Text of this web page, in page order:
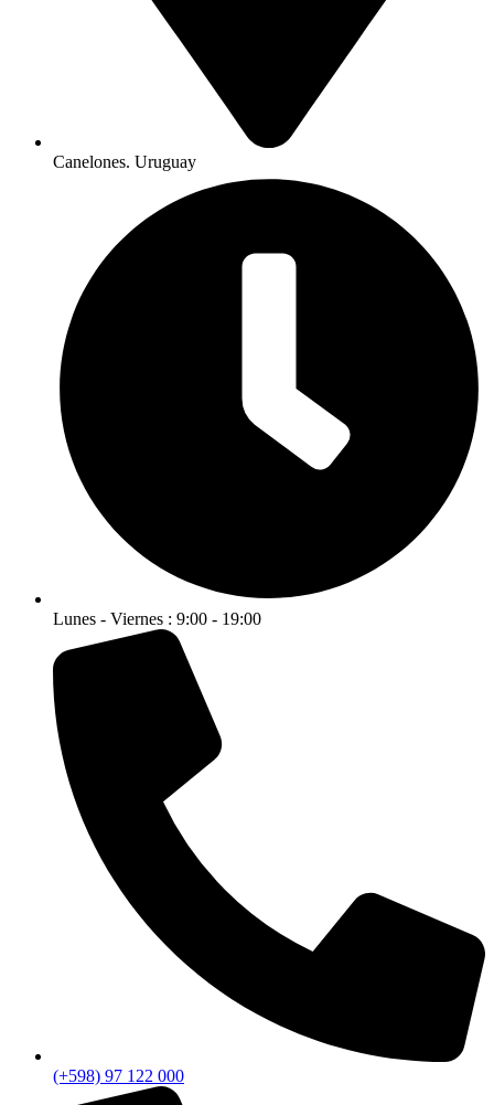
Canelones. Uruguay
Lunes - Viernes : 9:00 - 19:00
(+598) 97 122 000